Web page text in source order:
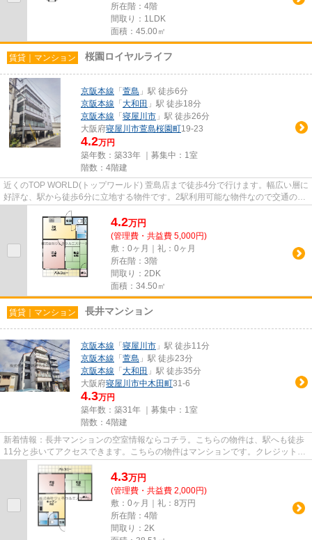
所在階：4階
間取り：1LDK
面積：45.00㎡
賃貸｜マンション 桜園ロイヤルライフ
京阪本線 「 萱島 」駅 徒歩6分
京阪本線 「 大和田 」駅 徒歩18分
京阪本線 「 寝屋川市 」駅 徒歩26分
大阪府寝屋川市萱島桜園町19-23
4.2万円
築年数：築33年 ｜募集中： 1室
階数：4階建
近くのTOP WORLD(トップワールド) 萱島店まで徒歩4分で行けます。幅広い層に
好評な、駅から徒歩6分に立地する物件です。2駅利用可能な物件なので交通の利
便性が良いのが魅力です。防犯...
4.2万円
(管理費・共益費 5,000円)
敷：0ヶ月｜礼：0ヶ月
所在階：3階
間取り：2DK
面積：34.50㎡
賃貸｜マンション 長井マンション
京阪本線 「 寝屋川市 」駅 徒歩11分
京阪本線 「 萱島 」駅 徒歩23分
京阪本線 「 大和田 」駅 徒歩35分
大阪府寝屋川市中木田町31-6
4.3万円
築年数：築31年 ｜募集中： 1室
階数：4階建
新着情報：長井マンションの空室情報ならコチラ。こちらの物件は、駅へも徒歩
11分と歩いてアクセスできます。こちらの物件はマンションです。クレジットカ
ードで初期費用をお支払いい...
4.3万円
(管理費・共益費 2,000円)
敷：0ヶ月｜礼：8万円
所在階：4階
間取り：2K